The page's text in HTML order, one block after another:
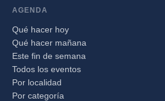
AGENDA
Qué hacer hoy
Qué hacer mañana
Este fin de semana
Todos los eventos
Por localidad
Por categoría